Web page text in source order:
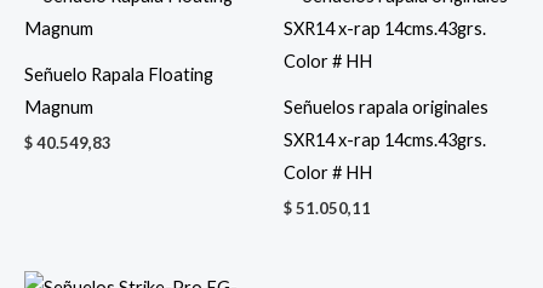
Señuelo Rapala Floating
Magnum
$40.549,83
Señuelos rapala originales
SXR14 x-rap 14cms.43grs.
Color # HH
$51.050,11